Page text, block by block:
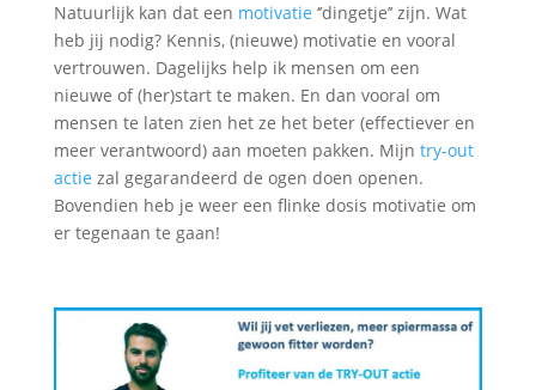
Natuurlijk kan dat een motivatie ‘’dingetje’’ zijn. Wat
heb jij nodig? Kennis, (nieuwe) motivatie en vooral
vertrouwen. Dagelijks help ik mensen om een
nieuwe of (her)start te maken. En dan vooral om
mensen te laten zien het ze het beter (effectiever en
meer verantwoord) aan moeten pakken. Mijn try-out
actie zal gegarandeerd de ogen doen openen.
Bovendien heb je weer een flinke dosis motivatie om
er tegenaan te gaan!